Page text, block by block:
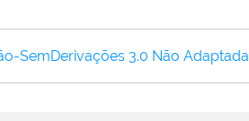
SemDerivações 3.0 Não Adaptada